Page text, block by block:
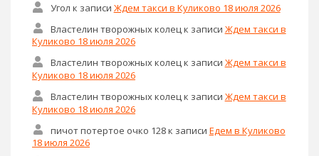
Угол к записи Ждем такси в Куликово 18 июля 2026
Властелин творожных колец к записи Ждем такси в
Куликово 18 июля 2026
Властелин творожных колецк записи Ждем такси в
Куликово 18 июля 2026
Властелин творожных колец к записи Ждем такси в
Куликово 18 июля 2026
пичот потертое очко 128к записи Едем в Куликово
18 июля 2026